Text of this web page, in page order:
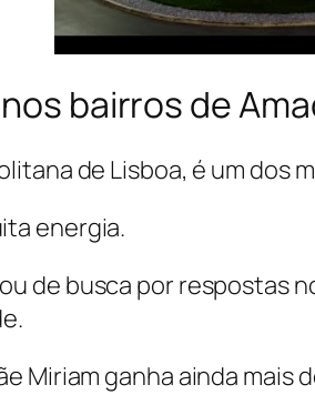
bairros de
de Lisboa, é um dos
energia.
de busca por respostas
Miriam ganha ainda mais